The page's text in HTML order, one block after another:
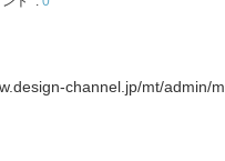
channel.jp/mt/admin/